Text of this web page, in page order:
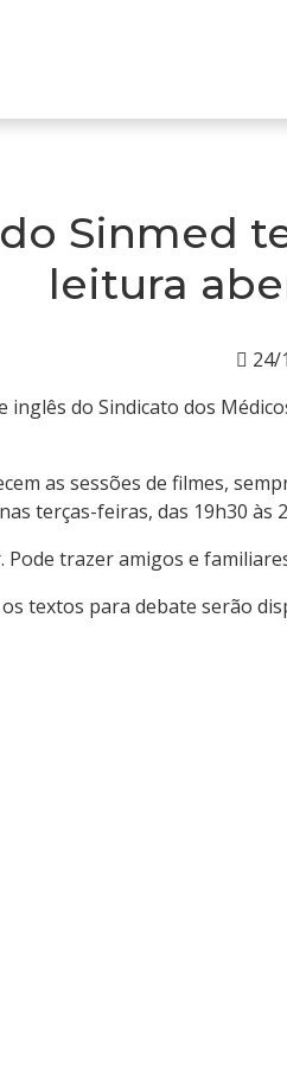
Sinmed
leitura
24/
inglês do Sindicato dos
as sessões de filmes,
terças-feiras, das 19h30 às
trazer amigos e
textos para debate serão